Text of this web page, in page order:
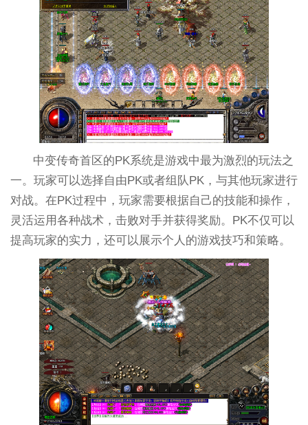
中变传奇首区的PK系统是游戏中最为激烈的玩法之
一。玩家可以选择自由PK或者组队PK，与其他玩家进行
对战。在PK过程中，玩家需要根据自己的技能和操作，
灵活运用各种战术，击败对手并获得奖励。PK不仅可以
提高玩家的实力，还可以展示个人的游戏技巧和策略。